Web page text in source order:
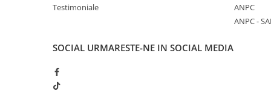
Testimoniale
ANPC
ANPC -
SOCIAL URMARESTE-NE IN SOCIAL MEDIA